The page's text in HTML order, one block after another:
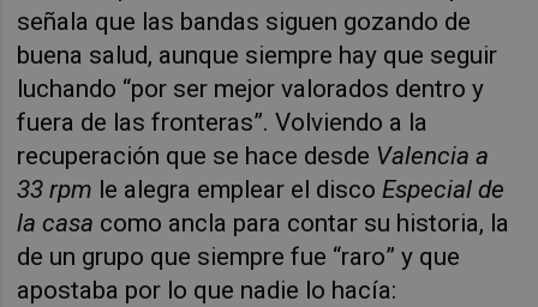
señala que las bandas siguen gozando de
buena salud, aunque siempre hay que seguir
luchando “por ser mejor valorados dentro y
fuera de las fronteras”. Volviendo a la
recuperación que se hace desde Valencia a
33 rpm le alegra emplear el discoEspecial de
la casa como ancla para contar su historia, la
de un grupo que siempre fue “raro” y que
apostaba por lo que nadie lo hacía: